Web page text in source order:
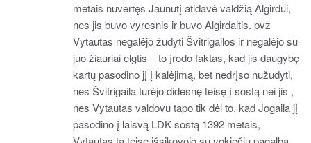
metais nuvertęs Jaunutį atidavė valdžią Algirdui,
nes jis buvo vyresnis ir buvo Algirdaitis. pvz
Vytautas negalėjo žudyti Švitrigailos ir negalėjo su
juo žiauriai elgtis – to įrodo faktas, kad jis daugybę
kartų pasodino jį į kalėjimą, bet nedrįso nužudyti,
nes Švitrigaila turėjo didesnę teisę į sostą nei jis ,
nes Vytautas valdovu tapo tik dėl to, kad Jogaila jį
pasodino į laisvą LDK sostą 1392 metais,